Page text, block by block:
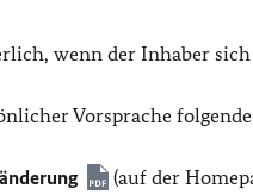
wenn der Inhaber
Vorsprache
(auf der